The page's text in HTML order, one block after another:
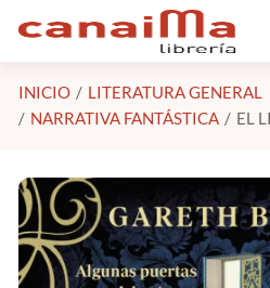
Saltar al contenido principal
INICIO
LITERATURA GENERAL
NARRATIVA FANTÁSTICA
EL